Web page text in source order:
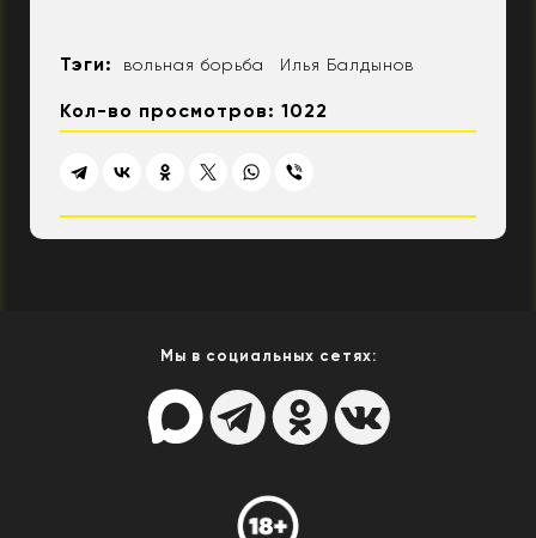
Тэги: вольная борьба Илья Балдынов
Кол-во просмотров: 1022
Мы в социальных сетях: